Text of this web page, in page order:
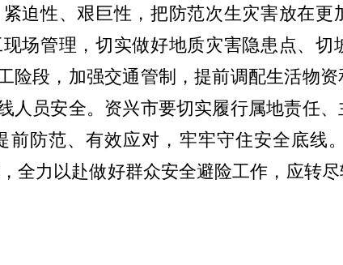
迫性、艰巨性，把防范次生灾害放在更
场管理，切实做好地质灾害隐患点、切
险段，加强交通管制，提前调配生活物
人员安全。资兴市要切实履行属地责任
防范、有效应对，牢牢守住安全底线
全力以赴做好群众安全避险工作，应转